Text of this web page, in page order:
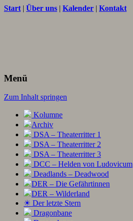
Start | Über uns | Kalender | Kontakt
Menü
Zum Inhalt springen
Kolumne
Archiv
DSA – Theaterritter 1
DSA – Theaterritter 2
DSA – Theaterritter 3
DCC – Helden von Ludovicum
Deadlands – Deadwood
DER – Die Gefährtinnen
DER – Wilderland
☀ Der letzte Stern
Dragonbane